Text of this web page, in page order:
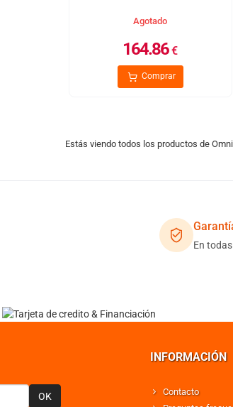
Agotado
164.86€
Comprar
Estás viendo todos los productos de
En
OK
INFORMACIÓN
Contacto